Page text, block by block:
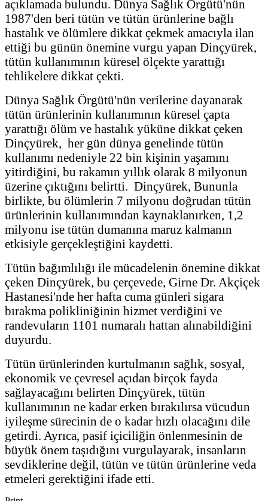
açıklamada bulundu. Dünya Sağlık Örgütü'nün
1987'den beri tütün ve tütün ürünlerine bağlı
hastalık ve ölümlere dikkat çekmek amacıyla ilan
ettiği bu günün önemine vurgu yapan Dinçyürek,
tütün kullanımının küresel ölçekte yarattığı
tehlikelere dikkat çekti.
Dünya Sağlık Örgütü'nün verilerine dayanarak
tütün ürünlerinin kullanımının küresel çapta
yarattığı ölüm ve hastalık yüküne dikkat çeken
Dinçyürek, her gün dünya genelinde tütün
kullanımı nedeniyle 22 bin kişinin yaşamını
yitirdiğini, bu rakamın yıllık olarak 8 milyonun
üzerine çıktığını belirtti. Dinçyürek, Bununla
birlikte, bu ölümlerin 7 milyonu doğrudan tütün
ürünlerinin kullanımından kaynaklanırken, 1,2
milyonu ise tütün dumanına maruz kalmanın
etkisiyle gerçekleştiğini kaydetti.
Tütün bağımlılığı ile mücadelenin önemine dikkat
çeken Dinçyürek, bu çerçevede, Girne Dr. Akçiçek
Hastanesi'nde her hafta cuma günleri sigara
bırakma polikliniğinin hizmet verdiğini ve
randevuların 1101 numaralı hattan alınabildiğini
duyurdu.
Tütün ürünlerinden kurtulmanın sağlık, sosyal,
ekonomik ve çevresel açıdan birçok fayda
sağlayacağını belirten Dinçyürek, tütün
kullanımının ne kadar erken bırakılırsa vücudun
iyileşme sürecinin de o kadar hızlı olacağını dile
getirdi. Ayrıca, pasif içiciliğin önlenmesinin de
büyük önem taşıdığını vurgulayarak, insanların
sevdiklerine değil, tütün ve tütün ürünlerine veda
etmeleri gerektiğini ifade etti.